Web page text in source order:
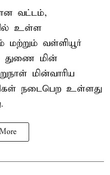
வட்டம்,
உள்ள
மற்றும் வள்ளியூர்
துணை மின்
மின்வாரிய
நடைபெற உள்ளது